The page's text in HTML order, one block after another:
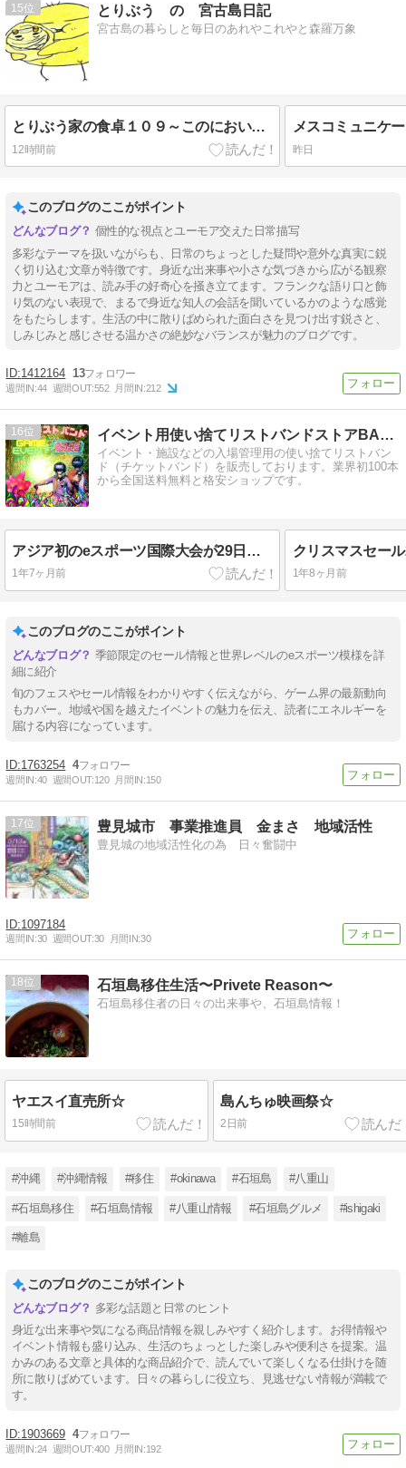
15 とりぶう の 宮古島日記
宮古島の暮らしと毎日のあれやこれやと森羅万象
とりぶう家の食卓１０９～このにおいは外食のにおい
12時間前
メスコミュニケ
昨日
このブログのここがポイント
個性的な視点とユーモア交えた日常描写
多彩なテーマを扱いながらも、日常のちょっとした疑問や意外な真実に鋭
く切り込む文章が特徴です。身近な出来事や小さな気づきから広がる観察
力とユーモアは、読み手の好奇心を掻き立てます。フランクな語り口と飾
り気のない表現で、まるで身近な知人の会話を聞いているかのような感覚
をもたらします。生活の中に散りばめられた面白さを見つけ出す鋭さと、
しみじみと感じさせる温かさの絶妙なバランスが魅力のブログです。
1412164 13
週間IN:44 週間OUT:552 月間IN:212
16 イベント用使い捨てリストバンドストアBANDERS
イベント・施設などの入場管理用の使い捨てリストバン
ド（チケットバンド）を販売しております。業界初100本
から全国送料無料と格安ショップです。
アジア初のeスポーツ国際大会が29日に札幌で開幕
1年7ヶ月前
クリスマスセー
1年8ヶ月前
このブログのここがポイント
季節限定のセール情報と世界レベルのeスポーツ模様を詳
細に紹介
旬のフェスやセール情報をわかりやすく伝えながら、ゲーム界の最新動向
もカバー。地域や国を越えたイベントの魅力を伝え、読者にエネルギーを
届ける内容になっています。
1763254 4
週間IN:40 週間OUT:120 月間IN:150
17 豊見城市 事業推進員 金まさ 地域活性
豊見城の地域活性化の為 日々奮闘中
1097184
週間IN:30 週間OUT:30 月間IN:30
18 石垣島移住生活〜Privete Reason〜
石垣島移住者の日々の出来事や、石垣島情報！
ヤエスイ直売所☆
15時間前
島んちゅ映画祭☆
2日前
#沖縄 #沖縄情報 #移住 #okinawa #石垣島 #八重山
#石垣島移住 #石垣島情報 #八重山情報 #石垣島グルメ #ishigaki
#離島
このブログのここがポイント
多彩な話題と日常のヒント
身近な出来事や気になる商品情報を親しみやすく紹介します。お得情報や
イベント情報も盛り込み、生活のちょっとした楽しみや便利さを提案。温
かみのある文章と具体的な商品紹介で、読んでいて楽しくなる仕掛けを随
所に散りばめています。日々の暮らしに役立ち、見逃せない情報が満載で
す。
1903669 4
週間IN:24 週間OUT:400 月間IN:192